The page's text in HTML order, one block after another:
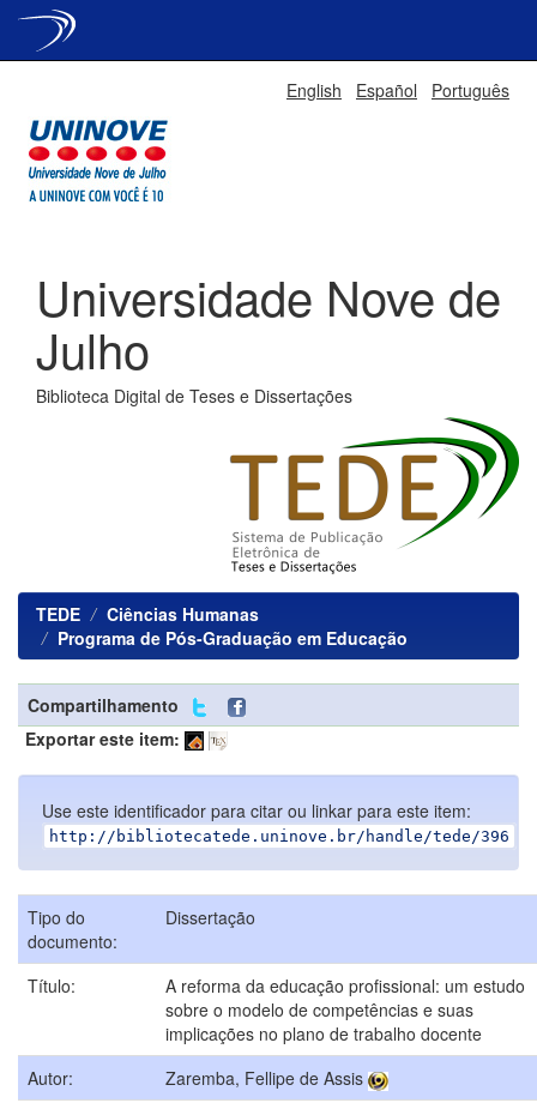
English Español Português
Universidade Nove de
Julho
Biblioteca Digital de Teses e Dissertações
TEDE
Ciências Humanas
Programa de Pós-Graduação em Educação
Compartilhamento
Exportar este item:
Use este identificador para citar ou linkar para este item:
http://bibliotecatede.uninove.br/handle/tede/396
Tipo do
documento:
Dissertação
Título:
A reforma da educação profissional: um estudo
sobre o modelo de competências e suas
implicações no plano de trabalho docente
Autor:
Zaremba, Fellipe de Assis